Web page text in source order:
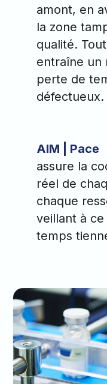
amont, en
la zone
qualité.
entraîne un
perte de
défectueux.
AIM | Pace
assure la
réel de
chaque
veillant à
temps